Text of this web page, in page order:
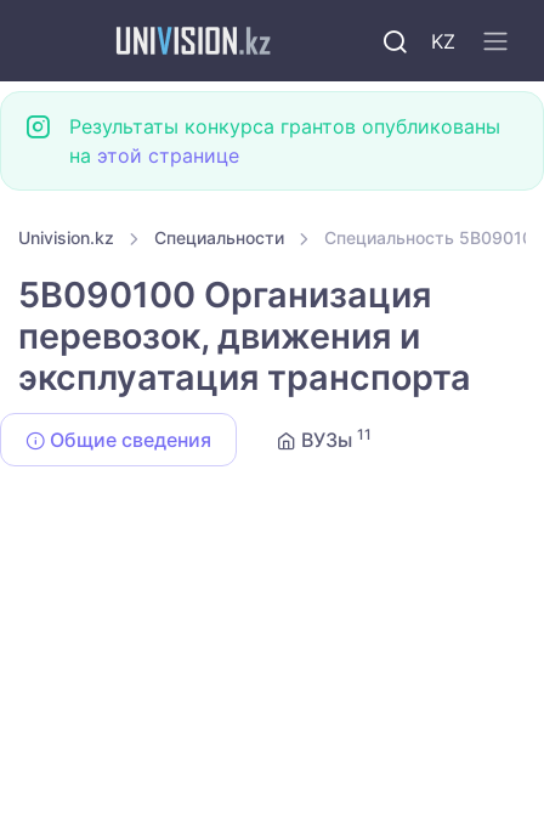
KZ
Результаты конкурса грантов опубликованы
на этой странице
Univision.kz Специальности Специальность
5B090100 Организация
перевозок, движения и
эксплуатация транспорта
Общие сведения ВУЗы 11